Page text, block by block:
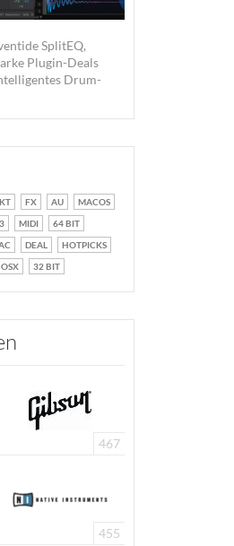
SplitEQ,
Plugin-Deals
Drum-
FX AU
MACOS
MIDI
64 BIT
DEAL
HOTPICKS
32 BIT
467
455